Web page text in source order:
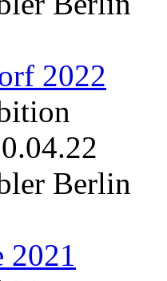
2022
Berlin